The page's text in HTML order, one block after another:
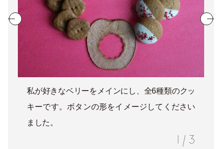
私が好きなベリーをメインにし、全6種類のクッ
キーです。ボタンの形をイメージしてください
ました。
1 / 3